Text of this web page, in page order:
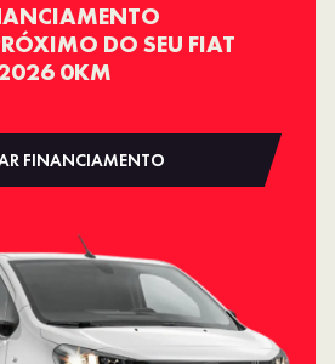
DO SEU FIAT
0KM
FINANCIAMENTO